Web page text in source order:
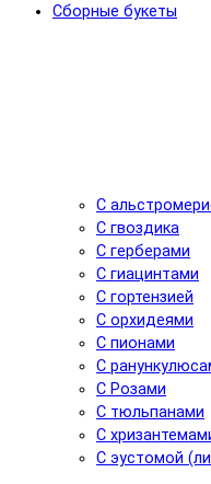
Сборные букеты
С
С гвоздика
С герберами
С гиацинтами
С гортензией
С орхидеями
С пионами
С
С Розами
С тюльпанами
С
С эустомой